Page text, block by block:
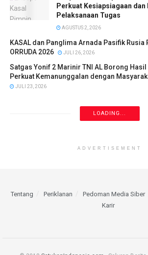
Perkuat Kesiapsiagaan dan
Pelaksanaan Tugas
AGUSTUS 2, 2026
KASAL dan Panglima Arnada Pasifik Rusia
ORRUDA 2026
JULI 26, 2026
Satgas Yonif 2 Marinir TNI AL Borong Hasil
Perkuat Kemanunggalan dengan
JULI 23, 2026
LOADING...
ADVERTISEMENT
Tentang Periklanan Pedoman Media Siber
Karir